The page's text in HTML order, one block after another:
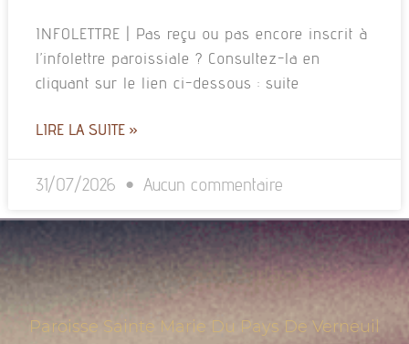
INFOLETTRE | Pas reçu ou pas encore inscrit à
l’infolettre paroissiale ? Consultez-la en
cliquant sur le lien ci-dessous : suite
LIRE LA SUITE »
31/07/2026 Aucun commentaire
Paroisse Sainte Marie Du Pays De Verneuil